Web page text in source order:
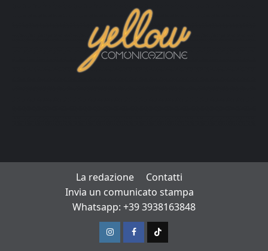
La redazione
Contatti
Invia un comunicato stampa
Whatsapp: +39 3938163848
InstagramFacebook
TikTok